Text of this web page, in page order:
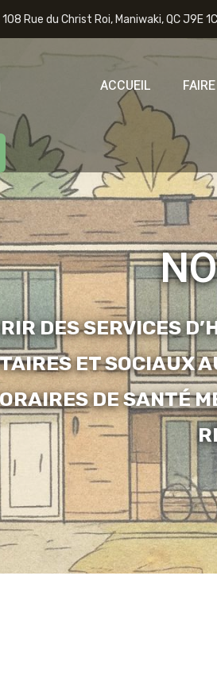
108 Rue du Christ Roi, Maniwaki, QC J9E
ACCUEIL
DES SERVICES
ET SOCIAUX
DE SANTÉ